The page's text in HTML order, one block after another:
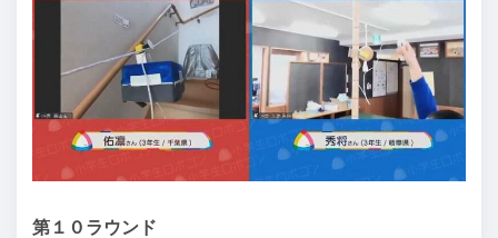
第１０ラウンド